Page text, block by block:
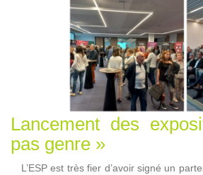
Lancement des
pas genre »
L’ESP est très fier d’avoir signé un